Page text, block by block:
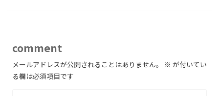
comment
メールアドレスが公開されることはありません。 ※ が付いてい
る欄は必須項目です